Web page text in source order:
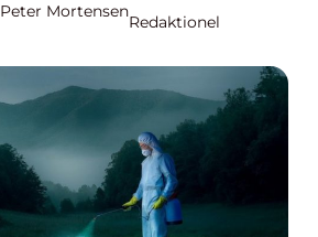
Peter Mortensen
Redaktionel